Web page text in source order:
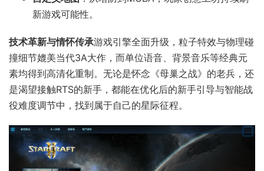
新游戏可能性。
​技术革新与情怀传承​​游戏引擎全面升级，粒子特效与物理碰
撞细节媲美当代3A大作，而单位语音、背景音乐等经典元
素均得到高清化重制。无论是怀念《母巢之战》的老兵，还
是渴望接触RTS的新手，都能在优化后的新手引导与智能战
役难度调节中，找到属于自己的星际征程。